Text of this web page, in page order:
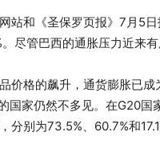
网站和《圣保罗页报》7月5
尽管巴西的通胀压力近来
价格的飙升，通货膨胀已
国家仍然不多见。在G20
分别为73.5%、60.7%和